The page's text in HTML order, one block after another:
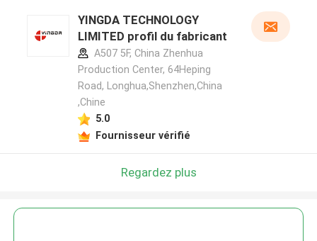
YINGDA TECHNOLOGY
LIMITED profil du fabricant
A507 5F, China Zhenhua
Production Center, 64Heping
Road, Longhua,Shenzhen,China
,Chine
5.0
Fournisseur vérifié
Regardez plus